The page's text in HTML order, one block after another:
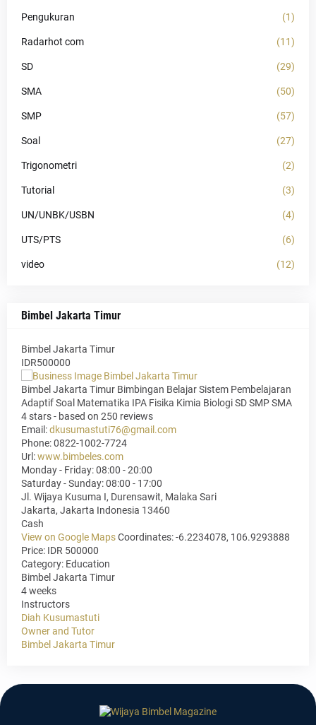
Pengukuran (1)
Radarhot com (11)
SD (29)
SMA (50)
SMP (57)
Soal (27)
Trigonometri (2)
Tutorial (3)
UN/UNBK/USBN (4)
UTS/PTS (6)
video (12)
Bimbel Jakarta Timur
Bimbel Jakarta Timur
IDR500000
Bimbel Jakarta Timur Bimbingan Belajar Sistem Pembelajaran
Adaptif Soal Matematika IPA Fisika Kimia Biologi SD SMP SMA
4 stars - based on 250 reviews
Email:dkusumastuti76@gmail.com
Phone:0822-1002-7724
Url:www.bimbeles.com
Monday - Friday: 08:00 - 20:00
Saturday - Sunday: 08:00 - 17:00
Jl. Wijaya Kusuma I, Durensawit, Malaka Sari
Jakarta, Jakarta Indonesia 13460
Cash
View on Google MapsCoordinates: -6.2234078, 106.9293888
Price: IDR 500000
Category: Education
Bimbel Jakarta Timur
4 weeks
Instructors
Diah Kusumastuti
Owner and Tutor
Bimbel Jakarta Timur